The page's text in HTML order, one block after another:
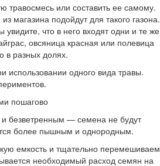
травосмесь или составить ее самому.
магазина подойдут для такого газона.
увидите, что в него входят одни и те же
овсяница красная или полевица
в разных долях.
использовании одного вида травы.
пошагово
безветренным — семена не будут
более пышным и однородным.
емкость и тщательно перемешиваем
необходимый расход семян на